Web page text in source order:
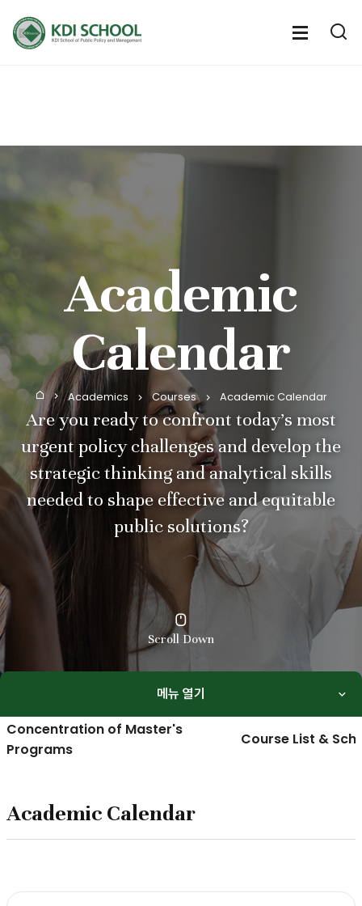
열
전
체
Academic
Calendar
Home
Academics Courses Academic Calendar
Are you ready to confront today’s most
urgent policy challenges and develop the
strategic thinking and analytical skills
needed to shape effective and equitable
public solutions?
Scroll Down
메뉴 열기
Concentration of Master's
Programs
Course List &
Academic Calendar